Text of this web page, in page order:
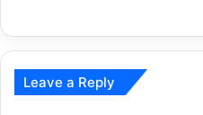
Leave a Reply